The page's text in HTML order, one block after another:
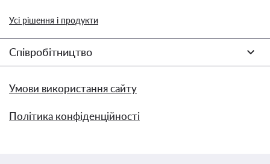
Усі рішення і продукти
Співробітництво
Умови використання сайту
Політика конфіденційності